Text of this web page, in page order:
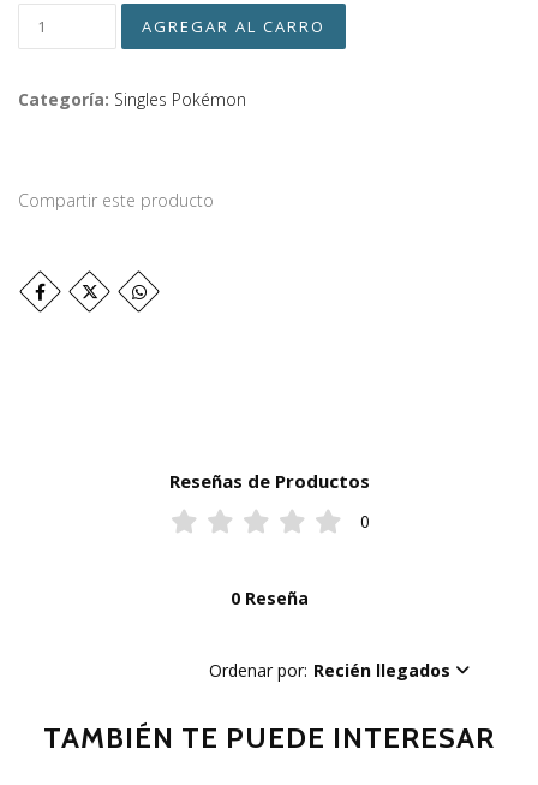
Categoría: Singles Pokémon
Compartir este producto
Reseñas de Productos
0
0 Reseña
Ordenar por: Recién llegados
TAMBIÉN TE PUEDE INTERESAR